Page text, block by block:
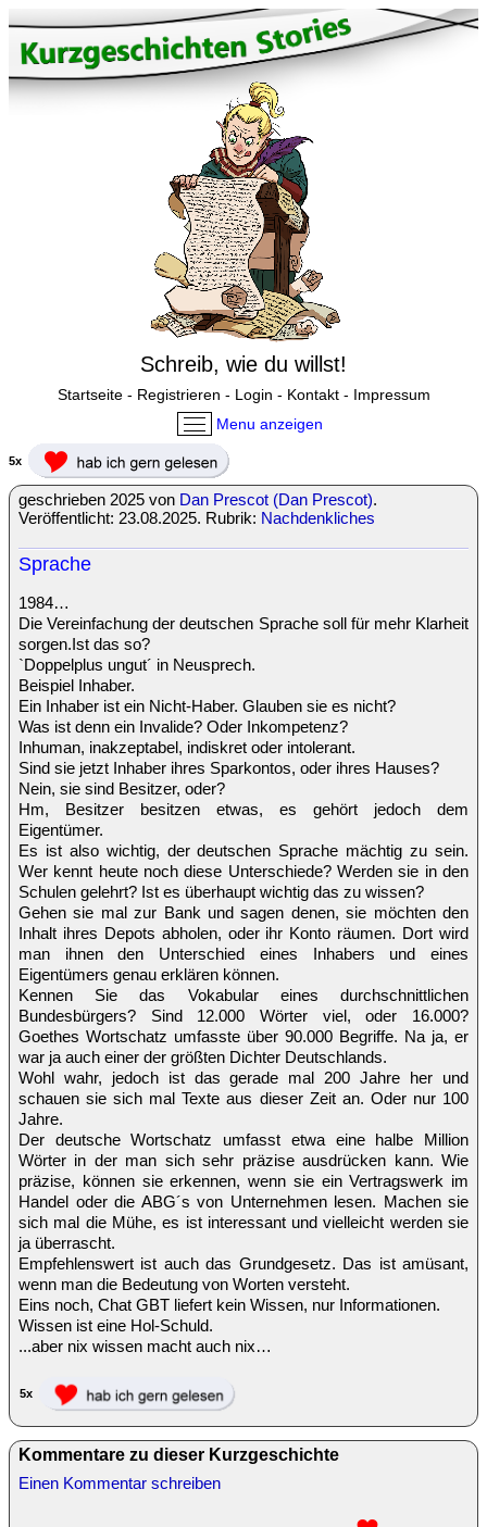
Schreib, wie du willst!
Startseite- Registrieren - Login - Kontakt- Impressum
Menu anzeigen
5x
geschrieben 2025 von Dan Prescot (Dan Prescot).
Veröffentlicht: 23.08.2025. Rubrik: Nachdenkliches
Sprache
1984…
Die Vereinfachung der deutschen Sprache soll für mehr Klarheit
sorgen.Ist das so?
`Doppelplus ungut´ in Neusprech.
Beispiel Inhaber.
Ein Inhaber ist ein Nicht-Haber. Glauben sie es nicht?
Was ist denn ein Invalide? Oder Inkompetenz?
Inhuman, inakzeptabel, indiskret oder intolerant.
Sind sie jetzt Inhaber ihres Sparkontos, oder ihres Hauses?
Nein, sie sind Besitzer, oder?
Hm, Besitzer besitzen etwas, es gehört jedoch dem
Eigentümer.
Es ist also wichtig, der deutschen Sprache mächtig zu sein.
Wer kennt heute noch diese Unterschiede? Werden sie in den
Schulen gelehrt? Ist es überhaupt wichtig das zu wissen?
Gehen sie mal zur Bank und sagen denen, sie möchten den
Inhalt ihres Depots abholen, oder ihr Konto räumen. Dort wird
man ihnen den Unterschied eines Inhabers und eines
Eigentümers genau erklären können.
Kennen Sie das Vokabular eines durchschnittlichen
Bundesbürgers? Sind 12.000 Wörter viel, oder 16.000?
Goethes Wortschatz umfasste über 90.000 Begriffe. Na ja, er
war ja auch einer der größten Dichter Deutschlands.
Wohl wahr, jedoch ist das gerade mal 200 Jahre her und
schauen sie sich mal Texte aus dieser Zeit an. Oder nur 100
Jahre.
Der deutsche Wortschatz umfasst etwa eine halbe Million
Wörter in der man sich sehr präzise ausdrücken kann. Wie
präzise, können sie erkennen, wenn sie ein Vertragswerk im
Handel oder die ABG´s von Unternehmen lesen. Machen sie
sich mal die Mühe, es ist interessant und vielleicht werden sie
ja überrascht.
Empfehlenswert ist auch das Grundgesetz. Das ist amüsant,
wenn man die Bedeutung von Worten versteht.
Eins noch, Chat GBT liefert kein Wissen, nur Informationen.
Wissen ist eine Hol-Schuld.
...aber nix wissen macht auch nix…
5x
Kommentare zu dieser Kurzgeschichte
Einen Kommentar schreiben